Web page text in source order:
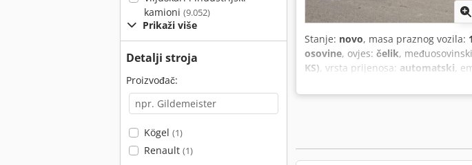
kamioni (9.052)
Prikaži više
Detalji stroja
Proizvođač:
Kögel (1)
Renault (1)
Stanje: novo, masa praznog vozila:
osovine, ovjes: čelik,
KS), vrsta prijenosa: automatski,
Bluetooth, hladnjak, kamera za
zaključavanje, tempomat,